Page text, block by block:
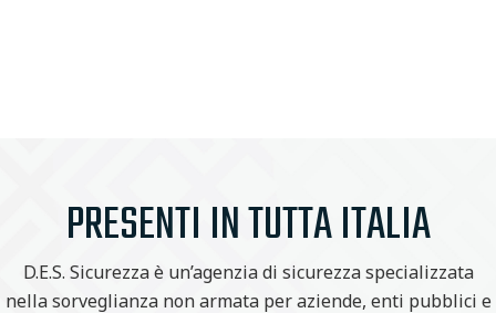
PRESENTI IN TUTTA ITALIA
D.E.S. Sicurezza è un’agenzia di sicurezza specializzata
nella sorveglianza non armata per aziende, enti pubblici e